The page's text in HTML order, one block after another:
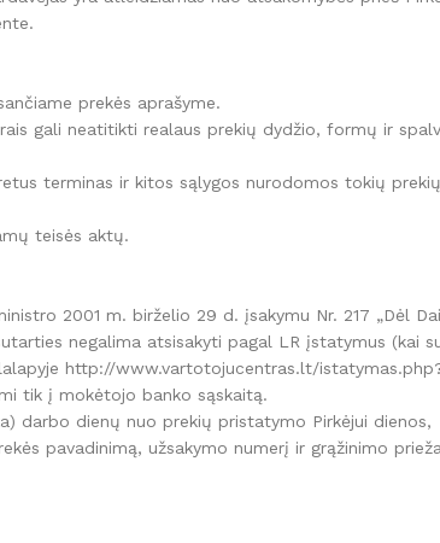
prekės aprašyme.
gali neatitikti realaus prekių dydžio, formų ir
terminas ir kitos sąlygos nurodomos tokių prekių
teisės aktų.
2001 m. birželio 29 d. įsakymu Nr. 217 „Dėl
negalima atsisakyti pagal LR įstatymus (kai
http://www.vartotojucentras.lt/
tik į mokėtojo banko sąskaitą.
darbo dienų nuo prekių pristatymo Pirkėjui dienos,
pavadinimą, užsakymo numerį ir grąžinimo